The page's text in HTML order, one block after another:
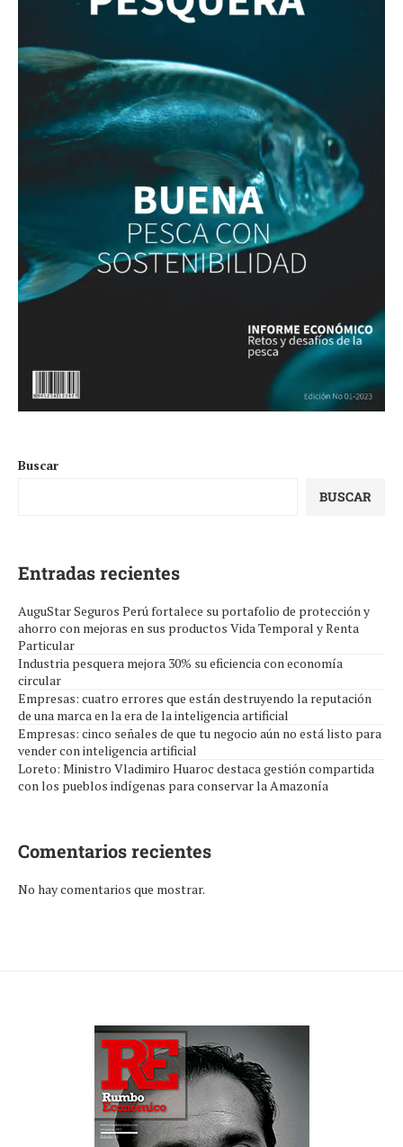
Buscar
BUSCAR
Entradas recientes
AuguStar Seguros Perú fortalece su portafolio de protección y
ahorro con mejoras en sus productos Vida Temporal y Renta
Particular
Industria pesquera mejora 30% su eficiencia con economía
circular
Empresas: cuatro errores que están destruyendo la reputación
de una marca en la era de la inteligencia artificial
Empresas: cinco señales de que tu negocio aún no está listo para
vender con inteligencia artificial
Loreto: Ministro Vladimiro Huaroc destaca gestión compartida
con los pueblos indígenas para conservar la Amazonía
Comentarios recientes
No hay comentarios que mostrar.